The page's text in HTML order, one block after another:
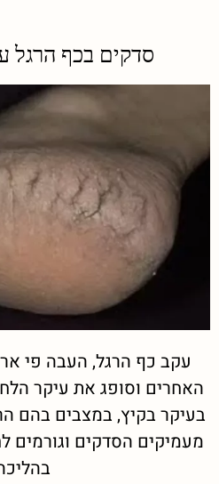
סדקים בכף הרגל
עקב כף הרגל, העבה פי
האחרים וסופג את עיקר
בעיקר בקיץ, במצבים בהם
מעמיקים הסדקים וגורמים